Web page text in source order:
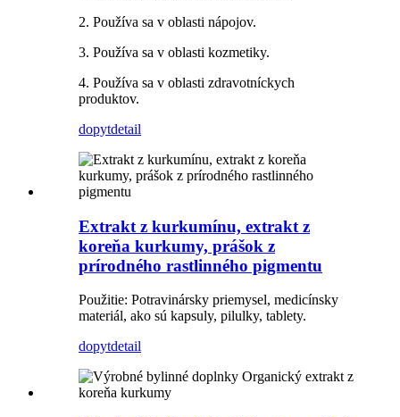
2. Používa sa v oblasti nápojov.
3. Používa sa v oblasti kozmetiky.
4. Používa sa v oblasti zdravotníckych
produktov.
dopytdetail
Extrakt z kurkumínu, extrakt z
koreňa kurkumy, prášok z
prírodného rastlinného pigmentu
Použitie: Potravinársky priemysel, medicínsky
materiál, ako sú kapsuly, pilulky, tablety.
dopytdetail